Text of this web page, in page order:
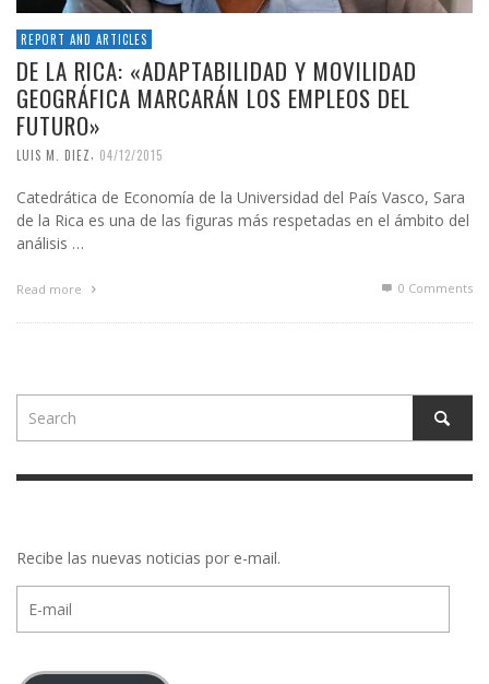
REPORT AND ARTICLES
DE LA RICA: «ADAPTABILIDAD Y MOVILIDAD
GEOGRÁFICA MARCARÁN LOS EMPLEOS DEL
FUTURO»
LUIS M. DIEZ, 04/12/2015
Catedrática de Economía de la Universidad del País Vasco, Sara
de la Rica es una de las figuras más respetadas en el ámbito del
análisis …
Read more 0 Comments
Recibe las nuevas noticias por e-mail.
mail